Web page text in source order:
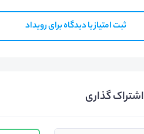
ثبت امتیاز یا دیدگاه برای رویداد
اشتراک گذاری